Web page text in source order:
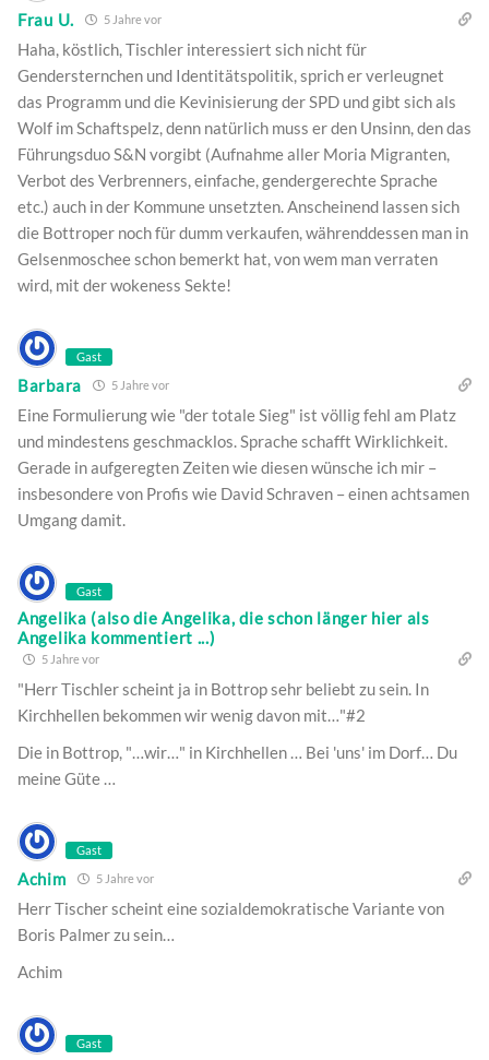
Frau U. 5 Jahre vor
Haha, köstlich, Tischler interessiert sich nicht für
Gendersternchen und Identitätspolitik, sprich er verleugnet
das Programm und die Kevinisierung der SPD und gibt sich als
Wolf im Schaftspelz, denn natürlich muss er den Unsinn, den das
Führungsduo S&N vorgibt (Aufnahme aller Moria Migranten,
Verbot des Verbrenners, einfache, gendergerechte Sprache
etc.) auch in der Kommune unsetzten. Anscheinend lassen sich
die Bottroper noch für dumm verkaufen, währenddessen man in
Gelsenmoschee schon bemerkt hat, von wem man verraten
wird, mit der wokeness Sekte!
Gast
Barbara 5 Jahre vor
Eine Formulierung wie "der totale Sieg" ist völlig fehl am Platz
und mindestens geschmacklos. Sprache schafft Wirklichkeit.
Gerade in aufgeregten Zeiten wie diesen wünsche ich mir –
insbesondere von Profis wie David Schraven – einen achtsamen
Umgang damit.
Gast
Angelika (also die Angelika, die schon länger hier als
Angelika kommentiert ...)
5 Jahre vor
"Herr Tischler scheint ja in Bottrop sehr beliebt zu sein. In
Kirchhellen bekommen wir wenig davon mit…"#2
Die in Bottrop, "…wir…" in Kirchhellen … Bei 'uns' im Dorf… Du
meine Güte …
Gast
Achim 5 Jahre vor
Herr Tischer scheint eine sozialdemokratische Variante von
Boris Palmer zu sein…
Achim
Gast